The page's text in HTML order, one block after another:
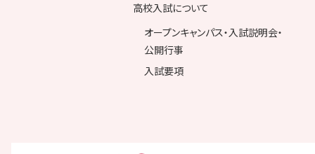
高校入試について
オープンキャンパス・入試説明会・
公開行事
入試要項